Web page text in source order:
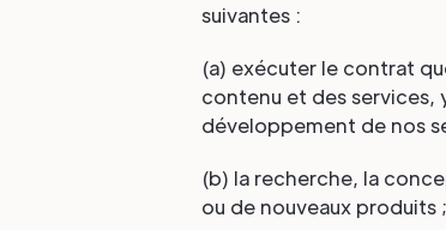
suivantes :
(a) exécuter le contrat
contenu et des
développement de nos
(b) la recherche, la
ou de nouveaux produits ;